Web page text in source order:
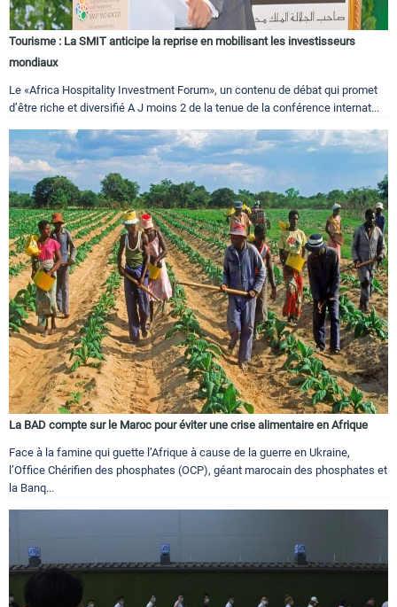
Tourisme : La SMIT anticipe la reprise en mobilisant les investisseurs
mondiaux
Le «Africa Hospitality Investment Forum», un contenu de débat qui promet
d’être riche et diversifié A J moins 2 de la tenue de la conférence internat...
La BAD compte sur le Maroc pour éviter une crise alimentaire en Afrique
Face à la famine qui guette l’Afrique à cause de la guerre en Ukraine,
l’Office Chérifien des phosphates (OCP), géant marocain des phosphates et
la Banq...